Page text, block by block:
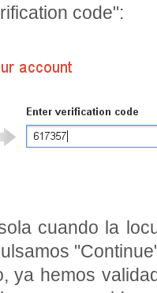
code":
cuando la
ya hemos